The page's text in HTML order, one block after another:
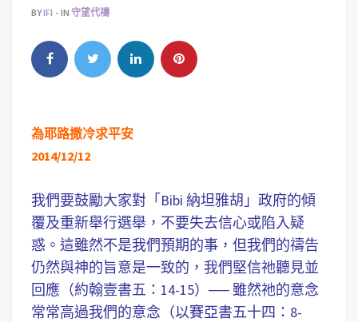
BYIFI IN 守望代禱
為耶路撒冷求平安
2014/12/12
我們要鼓勵大家對「Bibi 納坦雅胡」政府的傾
覆及重新舉行選舉，不要失去信心或陷入疑
惑。這雖然不是我們預期的事，但我們的禱告
仍然與神的旨意是一致的，我們堅信祂聽見並
回應（約翰壹書五：14-15）── 雖然祂的意念
常常高過我們的意念（以賽亞書五十四：8-